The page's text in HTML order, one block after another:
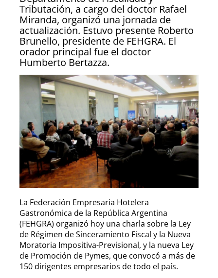
Tributación, a cargo del doctor Rafael
Miranda, organizó una jornada de
actualización. Estuvo presente Roberto
Brunello, presidente de FEHGRA. El
orador principal fue el doctor
Humberto Bertazza.
La Federación Empresaria Hotelera
Gastronómica de la República Argentina
(FEHGRA) organizó hoy una charla sobre la Ley
de Régimen de Sinceramiento Fiscal y la Nueva
Moratoria Impositiva-Previsional, y la nueva Ley
de Promoción de Pymes, que convocó a más de
150 dirigentes empresarios de todo el país.